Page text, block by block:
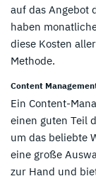
auf das Angebot
haben
diese Kosten
Methode.
Content
Ein Content-
einen guten Teil
um das beliebte
eine große
zur Hand und